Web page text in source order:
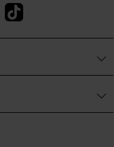
TikTok